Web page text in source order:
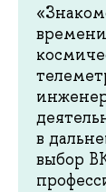
в
выбор